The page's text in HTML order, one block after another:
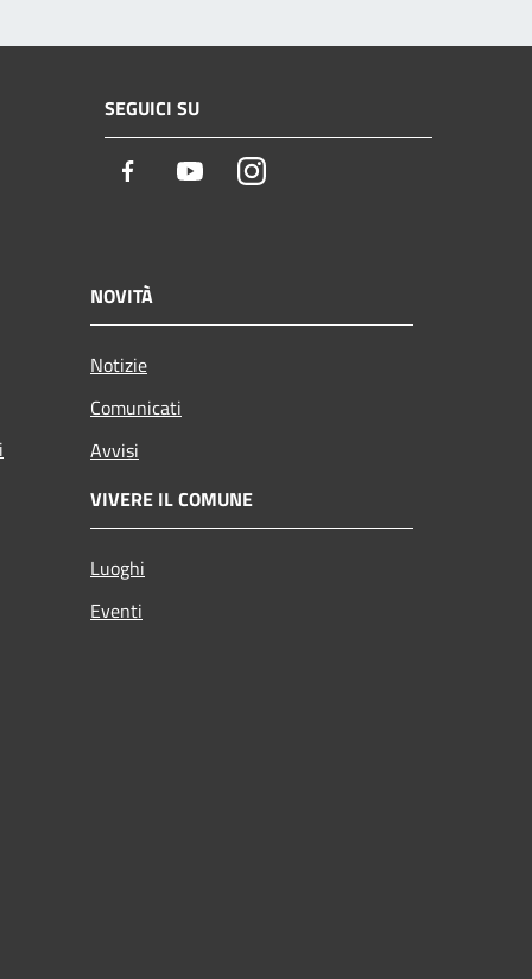
SEGUICI SU
Facebook YoutubeInstagram
NOVITÀ
Notizie
Comunicati
Avvisi
VIVERE IL COMUNE
Luoghi
Eventi